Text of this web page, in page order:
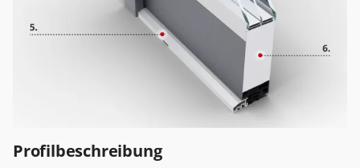
Profilbeschreibung